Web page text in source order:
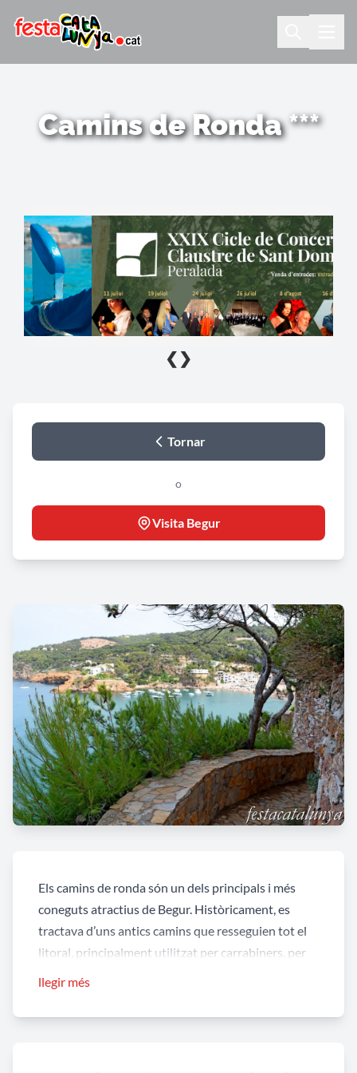
Camins de Ronda ***
❮ ❯
Tornar
o
Visita Begur
Els camins de ronda són un dels principals i més
coneguts atractius de Begur. Històricament, es
tractava d’uns antics camins que resseguien tot el
litoral, principalment utilitzat per carrabiners, per
l’actualitat, són utilitzats no només com a pas entre
llegir més